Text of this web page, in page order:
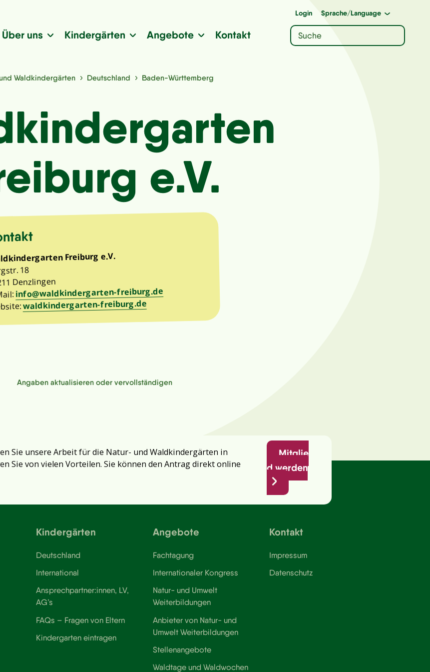
Login Sprache/Language
Über uns Kindergärten Angebote Kontakt
Waldkindergärten Deutschland Baden-Württemberg
e.V.
Freiburg e.V.
18
Denzlingen
info@waldkindergarten-freiburg.de
waldkindergarten-freiburg.de
Angaben aktualisieren oder vervollständigen
Sie unsere Arbeit für die Natur- und Waldkindergärten in
Sie von vielen Vorteilen. Sie können den Antrag direkt online
Mitglie
d werden
Kindergärten
Deutschland
International
Ansprechpartner:innen, LV,
AG’s
FAQs – Fragen von Eltern
Kindergarten eintragen
Angebote
Fachtagung
Internationaler Kongress
Natur- und Umwelt
Weiterbildungen
Anbieter von Natur- und
Umwelt Weiterbildungen
Stellenangebote
Waldtage und Waldwochen
Kontakt
Impressum
Datenschutz